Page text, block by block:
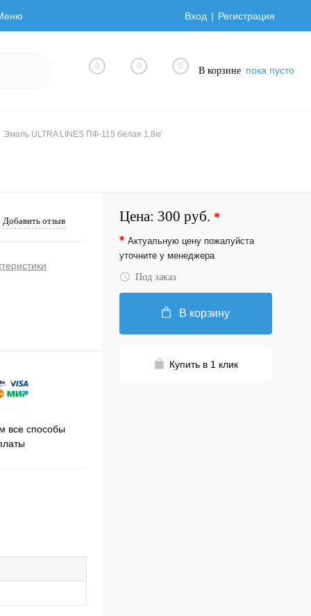
Вход Регистрация
0 0 0 В корзине пока пусто
Эмаль ULTRA LINES ПФ-115 белая 1,8кг
Добавить отзыв
все способы
Цена: 300 руб. *
* Актуальную цену пожалуйста
уточните у менеджера
Под заказ
В корзину
Купить в 1 клик